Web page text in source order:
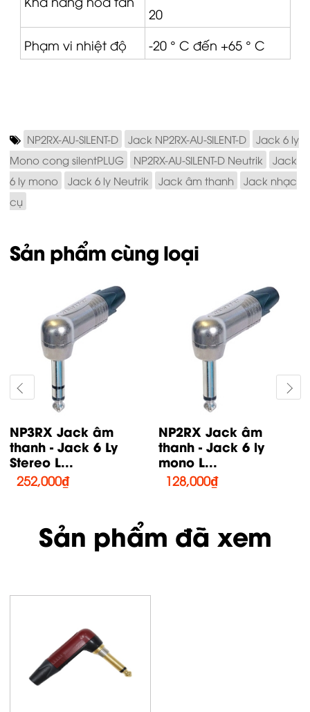
20
Phạm vi nhiệt độ
-20 ° C đến +65 ° C
NP2RX-AU-SILENT-D Jack NP2RX-AU-SILENT-D
Jack 6 ly
Mono cong silentPLUG
NP2RX-AU-SILENT-D Neutrik
Jack
6 ly mono
Jack 6 ly Neutrik Jack âm thanh
Jack nhạc
cụ
Sản phẩm cùng loại
NTP3RC Jack âm
thanh - Jack 3.5 L
Chân Trắng...
112,000₫
NTP3RC-B Jack âm
thanh - Jack 3.5ly L
Chân...
150,000₫
Sản phẩm đã xem